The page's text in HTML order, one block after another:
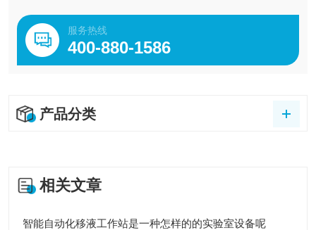
服务热线
400-880-1586
产品分类
相关文章
智能自动化移液工作站是一种怎样的的实验室设备呢